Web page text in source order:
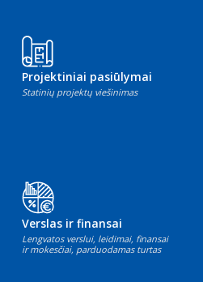
Projektiniai pasiūlymai
Statinių projektų viešinimas
Verslas ir finansai
Lengvatos verslui, leidimai, finansai
ir mokesčiai, parduodamas turtas